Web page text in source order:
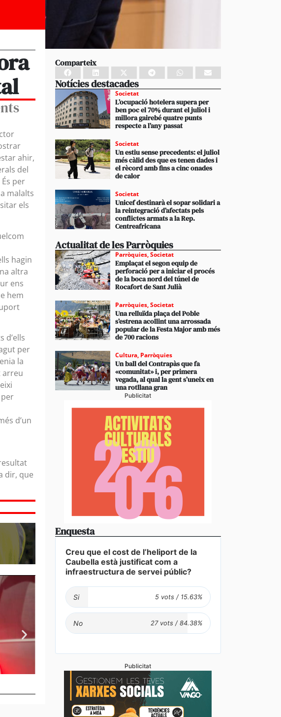
ahir,
del
per
malalts
els
hagin
altra
ens
hem
d’ells
per
la
arreu
d’un
dir, que
El parc públic a preu assequible triplica el 2026 el
haver duplicat les peticions favorables
Comparteix
Notícies destacades
Societat
L’ocupació hotelera supera per
ben poc el 70% durant el juliol i
millora gairebé quatre punts
respecte a l’any passat
Societat
Un estiu sense precedents: el juliol
més càlid des que es tenen dades i
el rècord amb fins a cinc onades
de calor
Societat
Unicef destinarà el sopar solidari a
la reintegració d’afectats pels
conflictes armats a la Rep.
Centreafricana
Actualitat de les Parròquies
Parròquies,Societat
Emplaçat el segon equip de
perforació per a iniciar el procés
de la boca nord del túnel de
Rocafort de Sant Julià
Parròquies,Societat
Una relluïda plaça del Poble
s’estrena acollint una arrossada
popular de la Festa Major amb més
de 700 racions
Cultura, Parròquies
Un ball del Contrapàs que fa
«comunitat» i, per primera
vegada, al qual la gent s’uneix en
una rotllana gran
Publicitat
Enquesta
Creu que el cost de l’heliport de la
Caubella està justificat com a
infraestructura de servei públic?
Si
No
Publicitat